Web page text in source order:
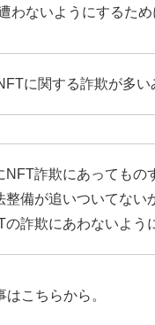
わないようにするた
に関する詐欺が多
NFT詐欺にあっても
整備が追いついてな
の詐欺にあわないよう
こちらから。